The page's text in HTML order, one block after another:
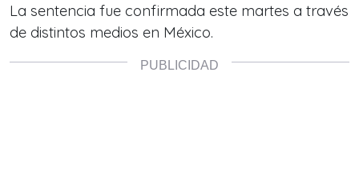
La sentencia fue confirmada este martes a través
de distintos medios en México.